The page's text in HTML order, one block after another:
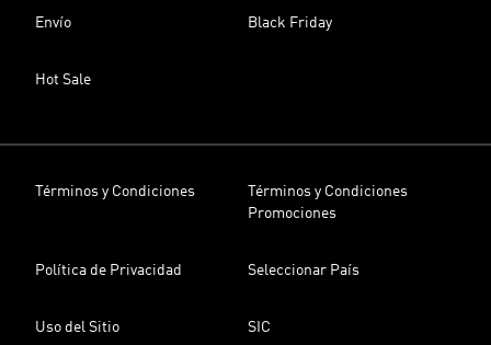
Envío Black Friday
Hot Sale
Términos y Condiciones
Términos y Condiciones
Promociones
Política de Privacidad Seleccionar País
Uso del Sitio SIC